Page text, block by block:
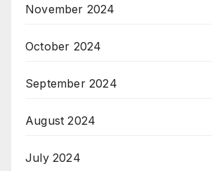
November 2024
October 2024
September 2024
August 2024
July 2024